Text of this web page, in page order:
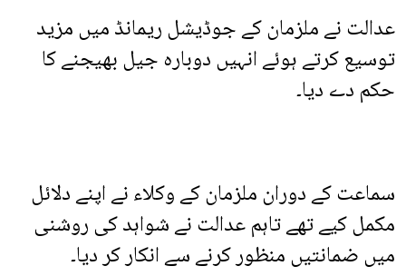
عدالت نے ملزمان کے جوڈیشل ریمانڈ میں مزید
توسیع کرتے ہوئے انہیں دوبارہ جیل بھیجنے کا
حکم دے دیا۔
سماعت کے دوران ملزمان کے وکلاء نے اپنے دلائل
مکمل کیے تھے تاہم عدالت نے شواہد کی روشنی
میں ضمانتیں منظور کرنے سے انکار کر دیا۔